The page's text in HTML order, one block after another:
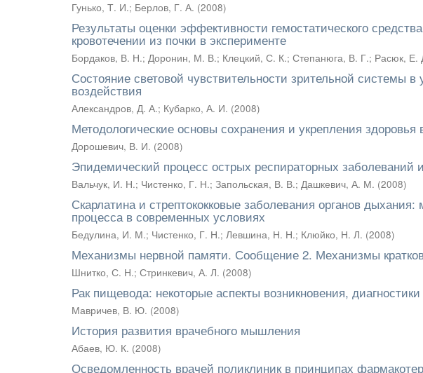
Гунько, Т. И.; Берлов, Г. А. (2008)
Результаты оценки эффективности гемостатического
кровотечении из почки в эксперименте
Бордаков, В. Н.; Доронин, М. В.; Клецкий, С. К.; Степанюга, В. Г.; Расюк, Е.
Состояние световой чувствительности зрительной системы в
воздействия
Александров, Д. А.; Кубарко, А. И. (2008)
Методологические основы сохранения и укрепления
Дорошевич, В. И. (2008)
Эпидемический процесс острых респираторных заболеваний
Вальчук, И. Н.; Чистенко, Г. Н.; Запольская, В. В.; Дашкевич, А. М. (2008)
Скарлатина и стрептококковые заболевания органов
процесса в современных условиях
Бедулина, И. М.; Чистенко, Г. Н.; Левшина, Н. Н.; Клюйко, Н. Л. (2008)
Механизмы нервной памяти. Сообщение 2. Механизмы
Шнитко, С. Н.; Стринкевич, А. Л. (2008)
Рак пищевода: некоторые аспекты возникновения,
Мавричев, В. Ю. (2008)
История развития врачебного мышления
Абаев, Ю. К. (2008)
Осведомленность врачей поликлиник в принципах